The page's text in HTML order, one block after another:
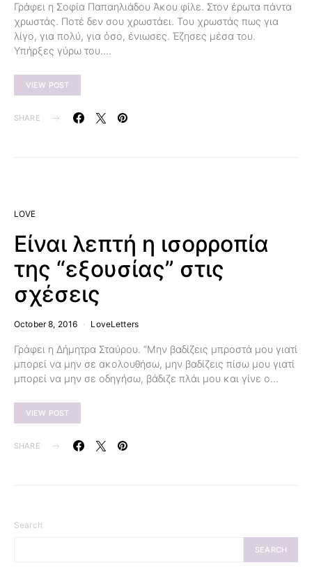
Γράφει η Σοφία Παπαηλιάδου Άκου φίλε. Στον έρωτα πάντα
χρωστάς. Ποτέ δεν σου χρωστάει. Του χρωστάς πως για
λίγο, για πολύ, για όσο, ένιωσες. Έζησες μέσα του.
Υπήρξες γύρω του.…
VIEW POST
SHARE
LOVE
Είναι λεπτή η ισορροπία
της “εξουσίας” στις
σχέσεις
October 8, 2016 LoveLetters
Γράφει η Δήμητρα Σταύρου. “Μην βαδίζεις μπροστά μου γιατί
μπορεί να μην σε ακολουθήσω, μην βαδίζεις πίσω μου γιατί
μπορεί να μην σε οδηγήσω, βάδιζε πλάι μου και γίνε ο…
VIEW POST
SHARE
Search
SEARCH